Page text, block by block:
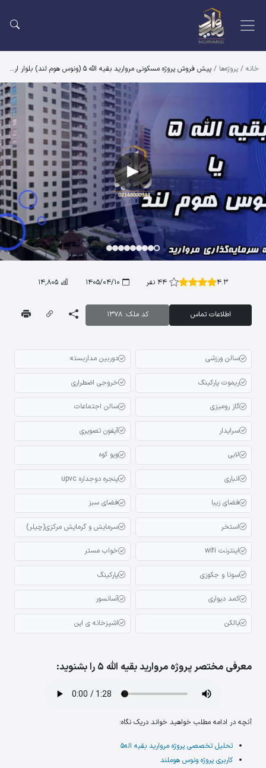
خانه / پروژه‌ها / پیش فروش پروژه مسکونی مروارید بقیه الله 5 (ونوس هوم لند) بلوار اردستانی
پیش فروش پروژه مسکونی مروارید بقیه الله 5 (ونوس هوم لند)
▶
4.3 44 نفر
اطلاعات تماس کد ملک: 1378
سالن ورزشی دوربین مداربسته
ریموت پارکینگ خروجی اضطراری
گاز رومیزی سالن اجتماعات
سرایدار آیفون تصویری
لابی ویو کوه
انباری پنجره دوجداره upvc
فضای زیبا فضای سبز
استخر سرمایش و گرمایش مرکزی(چیلر)
اینترنت wifi خواب مستر
سونا و جکوزی پارکینگ
کمد دیواری آسانسور
بالکن اشپزخانه ی اپن
معرفی مختصر پروژه مروارید بقیه الله 5 را بشنوید:
آنچه در ادامه مطلب خواهید خواند دریک نگاه:
تحلیل تخصصی پروژه مروارید بقیه اله5
کاربری پروژه ونوس هوملند